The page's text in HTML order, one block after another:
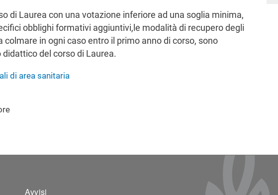
di Laurea con una votazione inferiore ad una soglia minima,
obblighi formativi aggiuntivi,le modalità di recupero degli
in ogni caso entro il primo anno di corso, sono
del corso di Laurea.
di area sanitaria
Avvisi